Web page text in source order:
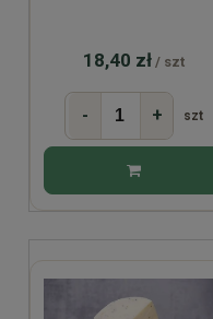
18,40 zł / szt
- + szt